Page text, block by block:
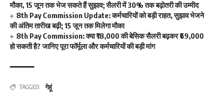
मौका, 15 जून तक भेज सकते हैं सुझाव; सैलरी में 30% तक बढ़ोतरी की उम्मीद
8th Pay Commission Update: कर्मचारियों को बड़ी राहत, सुझाव भेजने
की अंतिम तारीख बढ़ी; 15 जून तक मिलेगा मौका
8th Pay Commission: क्या ₹18,000 की बेसिक सैलरी बढ़कर ₹69,000
हो सकती है? जानिए पूरा फॉर्मूला और कर्मचारियों की बड़ी मांग
TAGGED: गेहूं